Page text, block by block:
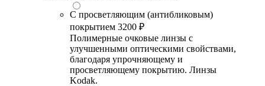
С просветляющим (антибликовым)
покрытием 3200 ₽
Полимерные очковые линзы с
улучшенными оптическими свойствами,
благодаря упрочняющему и
просветляющему покрытию. Линзы
Kodak.